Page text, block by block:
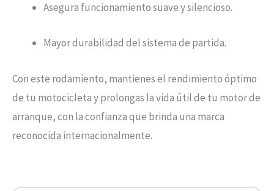
Asegura funcionamiento suave y silencioso.
Mayor durabilidad del sistema de partida.
Con este rodamiento, mantienes el rendimiento óptimo
de tu motocicleta y prolongas la vida útil de tu motor de
arranque, con la confianza que brinda una marca
reconocida internacionalmente.